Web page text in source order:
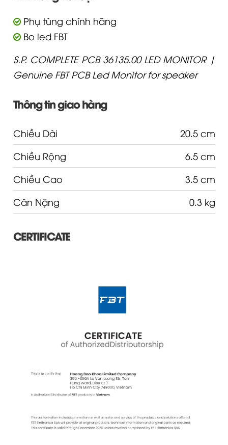
Phụ tùng chính hãng
Bo led FBT
S.P. COMPLETE PCB 36135.00 LED MONITOR |
Genuine FBT PCB Led Monitor for speaker
Thông tin giao hàng
Chiều Dài
20.5 cm
Chiều Rộng
6.5 cm
Chiều Cao
3.5 cm
Cân Nặng
0.3 kg
CERTIFICATE